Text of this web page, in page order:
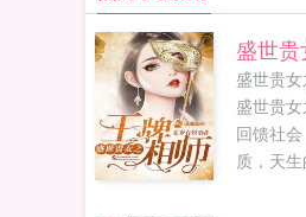
盛世
盛世贵
盛世贵
回馈社
质，天